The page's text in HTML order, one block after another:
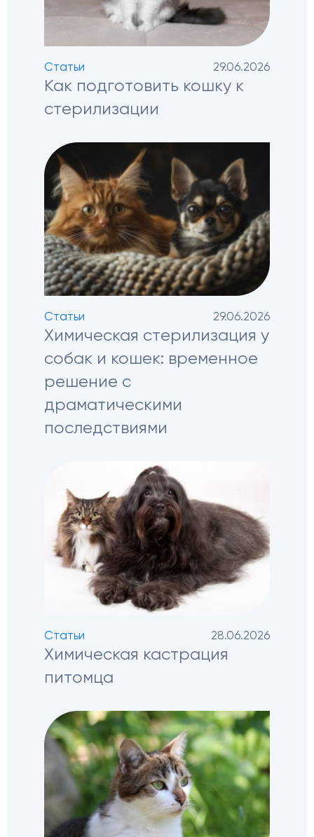
Статьи 29.06.2026
Как подготовить кошку к
стерилизации
Статьи 29.06.2026
Химическая стерилизация у
собак и кошек: временное
решение с
драматическими
последствиями
Статьи 28.06.2026
Химическая кастрация
питомца